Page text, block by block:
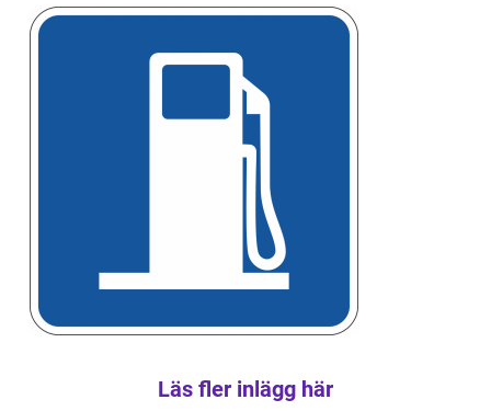
Läs fler inlägg här